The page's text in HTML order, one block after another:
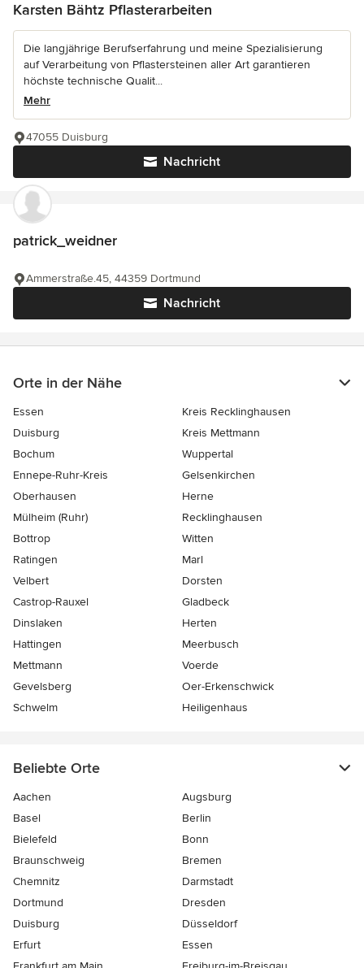
Karsten Bähtz Pflasterarbeiten
Die langjährige Berufserfahrung und meine Spezialisierung
auf Verarbeitung von Pflastersteinen aller Art garantieren
höchste technische Qualit...
Mehr
Nachricht
47055 Duisburg
patrick_weidner
Nachricht
Ammerstraße.45, 44359 Dortmund
Orte in der Nähe
Essen
Kreis Recklinghausen
Duisburg
Kreis Mettmann
Bochum
Wuppertal
Ennepe-Ruhr-Kreis
Gelsenkirchen
Oberhausen
Herne
Mülheim (Ruhr)
Recklinghausen
Bottrop
Witten
Ratingen
Marl
Velbert
Dorsten
Castrop-Rauxel
Gladbeck
Dinslaken
Herten
Hattingen
Meerbusch
Mettmann
Voerde
Gevelsberg
Oer-Erkenschwick
Schwelm
Heiligenhaus
Beliebte Orte
Aachen
Augsburg
Basel
Berlin
Bielefeld
Bonn
Braunschweig
Bremen
Chemnitz
Darmstadt
Dortmund
Dresden
Duisburg
Düsseldorf
Erfurt
Essen